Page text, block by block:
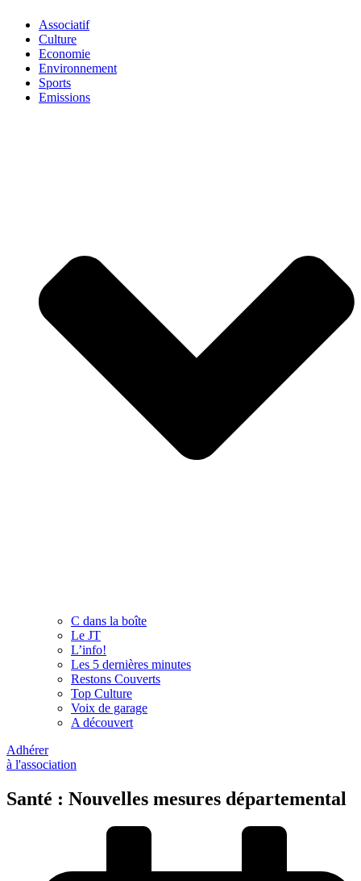
Associatif
Culture
Economie
Environnement
Sports
Emissions
C dans la boîte
Le JT
L’info!
Les 5 dernières minutes
Restons Couverts
Top Culture
Voix de garage
A découvert
Adhérer
à l'association
Santé : Nouvelles mesures départemental